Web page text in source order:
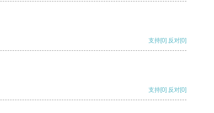
支持[0] 反对[0]
支持[0] 反对[0]